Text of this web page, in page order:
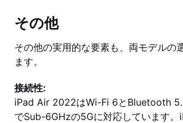
その他
その他の実用的な要素も、両モデルの
ます。
接続性:
iPad Air 2022はWi-Fi 6とBluetooth
でSub-6GHzの5Gに対応しています